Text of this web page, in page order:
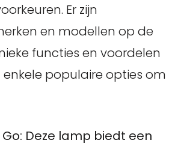
Er zijn
en modellen op de
functies en voordelen
enkele populaire opties om
Go: Deze lamp biedt een